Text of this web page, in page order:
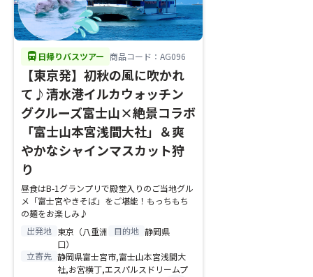
directions_bus 日帰りバスツアー 商品コード：AG096
【東京発】初秋の風に吹かれ
て♪清水港イルカウォッチン
グクルーズ富士山×絶景コラボ
「富士山本宮浅間大社」＆爽
やかなシャインマスカット狩
り
昼食はB-1グランプリで殿堂入りのご当地グル
メ「富士宮やきそば」をご堪能！もっちもち
の麺をお楽しみ♪
出発地 東京（八重洲
口）
目的地 静岡県
立寄先 静岡県富士宮市,富士山本宮浅間大
社,お宮横丁,エスパルスドリームプ